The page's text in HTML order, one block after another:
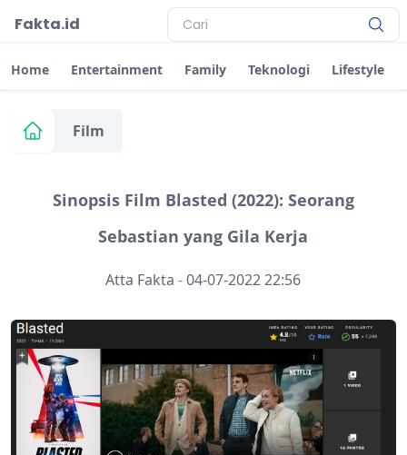
Fakta.id
Home Entertainment Family Teknologi Lifestyle
Film
Sinopsis Film Blasted (2022): Seorang
Sebastian yang Gila Kerja
Atta Fakta -04-07-2022 22:56